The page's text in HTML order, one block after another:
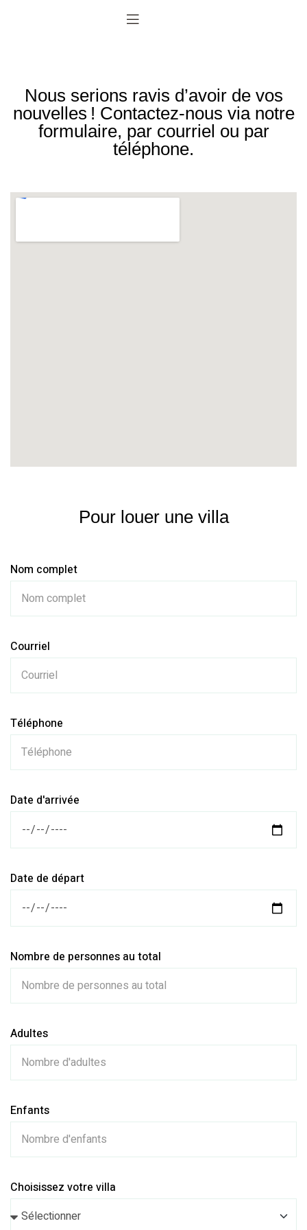
Nous serions ravis d’avoir de vos
nouvelles ! Contactez‑nous via notre
formulaire, par courriel ou par
téléphone.
Pour louer une villa
Nom complet
Courriel
Téléphone
Date d'arrivée
Date de départ
Nombre de personnes au total
Adultes
Enfants
Choisissez votre villa